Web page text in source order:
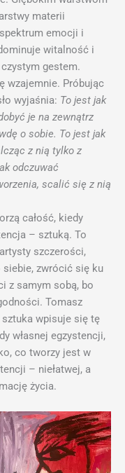
materii
emocji i
witalność i
gestem.
wzajemnie. Próbując
wyjaśnia: To jest jak
je na zewnątrz
o sobie. To jest jak
z nią tylko z
odczuwać
scalić się z nią
całość, kiedy
– sztuką. To
szczerości,
siebie, zwrócić się ku
z samym sobą, bo
Tomasz
wpisuje się tę
własnej egzystencji,
co tworzy jest w
– niełatwej, a
życia.